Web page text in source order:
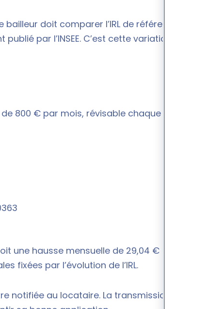
doit comparer l’IRL de référence indiqué
par l’INSEE. C’est cette variation qui
800 € par mois, révisable chaque année à la
une hausse mensuelle de 29,04 € (+3,63
fixées par l’évolution de l’IRL.
notifiée au locataire. La transmission formelle